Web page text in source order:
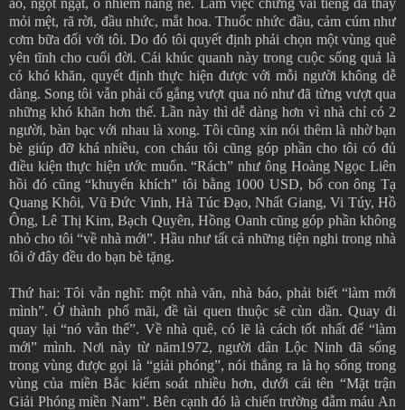
mỏi mệt, rã rời, đầu nhức, mắt hoa. Thuốc nhức đầu, cảm cúm như
cơm bữa đối với tôi. Do đó tôi quyết định phải chọn một vùng quê
yên tĩnh cho cuối đời. Cái khúc quanh này trong cuộc sống quả là
có khó khăn, quyết định thực hiện được với mỗi người không dễ
dàng. Song tôi vẫn phải cố gắng vượt qua nó như đã từng vượt qua
những khó khăn hơn thế. Lần này thì dễ dàng hơn vì nhà chỉ có 2
người, bàn bạc với nhau là xong. Tôi cũng xin nói thêm là nhờ bạn
bè giúp đỡ khá nhiều, con cháu tôi cũng góp phần cho tôi có đủ
điều kiện thực hiện ước muốn. “Rách” như ông Hoàng Ngọc Liên
hồi đó cũng “khuyến khích” tôi bằng 1000 USD, bố con ông Tạ
Quang Khôi, Vũ Đức Vinh, Hà Túc Đạo, Nhất Giang, Vi Túy, Hồ
Ông, Lê Thị Kim, Bạch Quyên, Hồng Oanh cũng góp phần không
nhỏ cho tôi “về nhà mới”. Hầu như tất cả những tiện nghi trong nhà
tôi ở đây đều do bạn bè tặng.
Thứ hai: Tôi vẫn nghĩ: một nhà văn, nhà báo, phải biết “làm mới
mình”. Ở thành phố mãi, đề tài quen thuộc sẽ cùn dần. Quay đi
quay lại “nó vẫn thế”. Về nhà quê, có lẽ là cách tốt nhất để “làm
mới” mình. Nơi này từ năm1972, người dân Lộc Ninh đã sống
trong vùng được gọi là “giải phóng”, nói thẳng ra là họ sống trong
vùng của miền Bắc kiểm soát nhiều hơn, dưới cái tên “Mặt trận
Giải Phóng miền Nam”. Bên cạnh đó là chiến trường đẫm máu An